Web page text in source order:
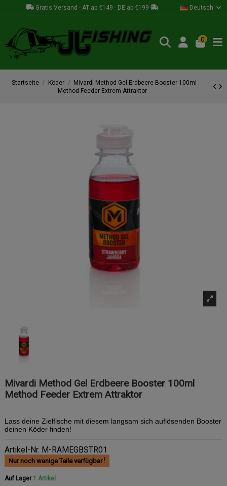
Gratis Versand - AT ab €149 - DE ab €199 Deutsch
0
Startseite Köder
Mivardi Method Gel Erdbeere Booster 100ml
Method Feeder Extrem Attraktor
Mivardi Method Gel Erdbeere Booster 100ml
Method Feeder Extrem Attraktor
Lass deine Zielfische mit diesem langsam sich auflösenden Booster
deinen Köder finden!
Artikel-Nr. M-RAMEGBSTR01
Nur noch wenige Teile verfügbar
Auf Lager 1 Artikel